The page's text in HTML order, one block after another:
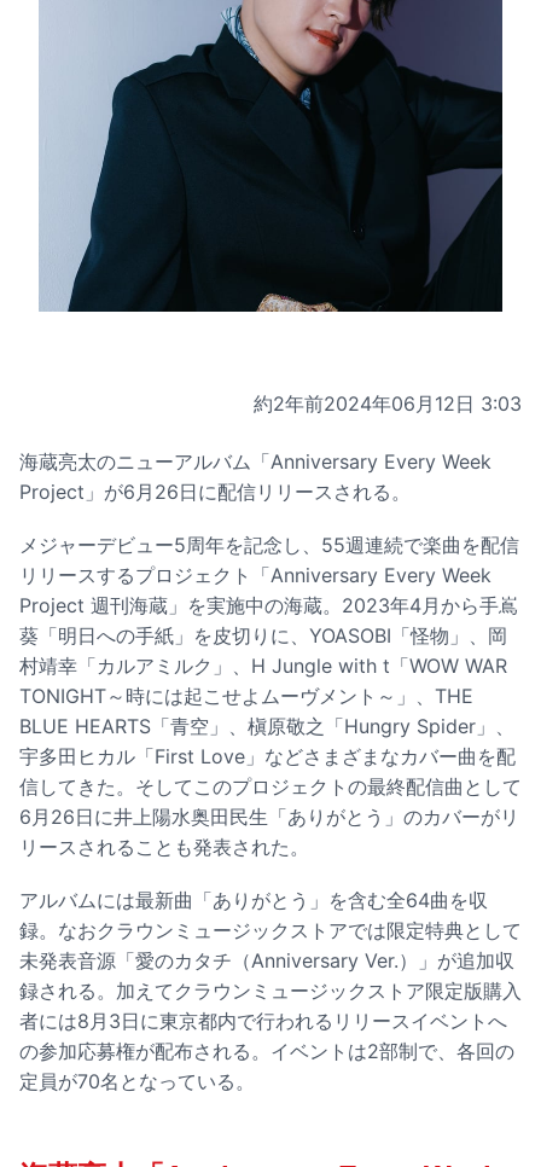
約2年前2024年06月12日 3:03
海蔵亮太のニューアルバム「Anniversary Every Week
Project」が6月26日に配信リリースされる。
メジャーデビュー5周年を記念し、55週連続で楽曲を配信
リリースするプロジェクト「Anniversary Every Week
Project 週刊海蔵」を実施中の海蔵。2023年4月から手嶌
葵「明日への手紙」を皮切りに、YOASOBI「怪物」、岡
村靖幸「カルアミルク」、H Jungle with t「WOW WAR
TONIGHT～時には起こせよムーヴメント～」、THE
BLUE HEARTS「青空」、槇原敬之「Hungry Spider」、
宇多田ヒカル「First Love」などさまざまなカバー曲を配
信してきた。そしてこのプロジェクトの最終配信曲として
6月26日に井上陽水奥田民生「ありがとう」のカバーがリ
リースされることも発表された。
アルバムには最新曲「ありがとう」を含む全64曲を収
録。なおクラウンミュージックストアでは限定特典として
未発表音源「愛のカタチ（Anniversary Ver.）」が追加収
録される。加えてクラウンミュージックストア限定版購入
者には8月3日に東京都内で行われるリリースイベントへ
の参加応募権が配布される。イベントは2部制で、各回の
定員が70名となっている。